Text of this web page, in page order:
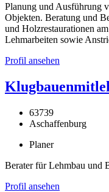
Planung und Ausführung
Objekten. Beratung und
und Holzrestaurationen
Lehmarbeiten sowie
Profil ansehen
63739
Aschaffenburg
Planer
Berater für Lehmbau und
Profil ansehen